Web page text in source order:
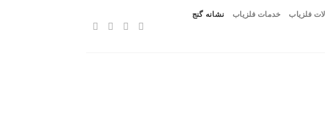
فلزیاب خدمات فلزیاب نشانه گنج